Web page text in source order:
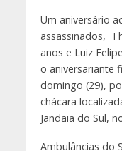
Um aniversário
assassinados,
anos e Luiz
o aniversariante
domingo (29),
chácara
Jandaia do Sul,
Ambulâncias do